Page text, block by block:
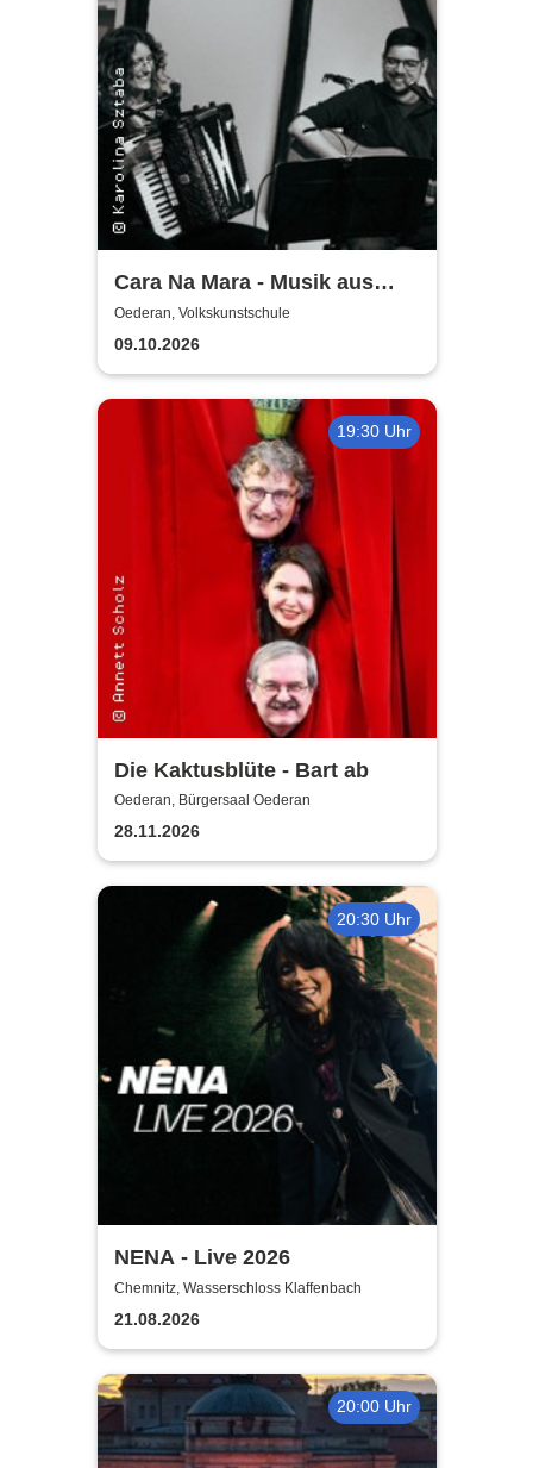
Cara Na Mara - Musik aus
Irland
Oederan, Volkskunstschule
09.10.2026
19:30 Uhr
Die Kaktusblüte - Bart ab
Oederan, Bürgersaal Oederan
28.11.2026
20:30 Uhr
NENA - Live 2026
Chemnitz, Wasserschloss Klaffenbach
21.08.2026
20:00 Uhr